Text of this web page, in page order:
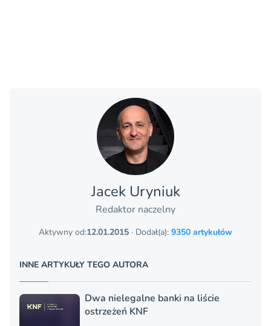
Jacek Uryniuk
Redaktor naczelny
Aktywny od:12.01.2015 · Dodał(a): 9350 artykułów
INNE ARTYKUŁY TEGO AUTORA
Dwa nielegalne banki na liście
ostrzeżeń KNF